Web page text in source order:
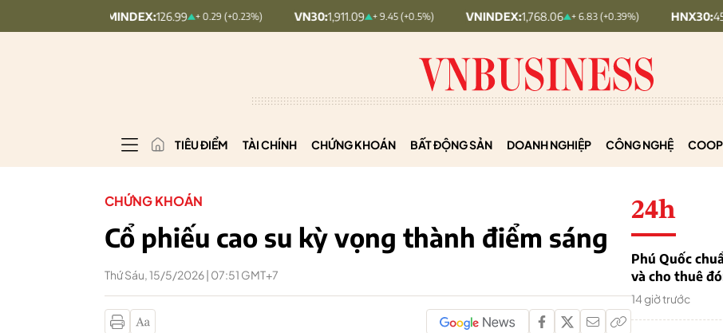
126.99 + 0.29 (+0.23%) VN30: 1,911.09 + 9.45 (+0.5%) VNINDEX: 1,768.06 + 6.83 (+0.39%) HNX30: 455.12 +
TIÊU ĐIỂM TÀI CHÍNH CHỨNG KHOÁN BẤT ĐỘNG SẢN DOANH NGHIỆP CÔNG NGHỆ
CHỨNG KHOÁN
Cổ phiếu cao su kỳ vọng thành điểm sáng
Thứ Sáu, 15/5/2026 | 07:51 GMT+7
24h
Phú Quốc
và cho thuê
14 giờ trước